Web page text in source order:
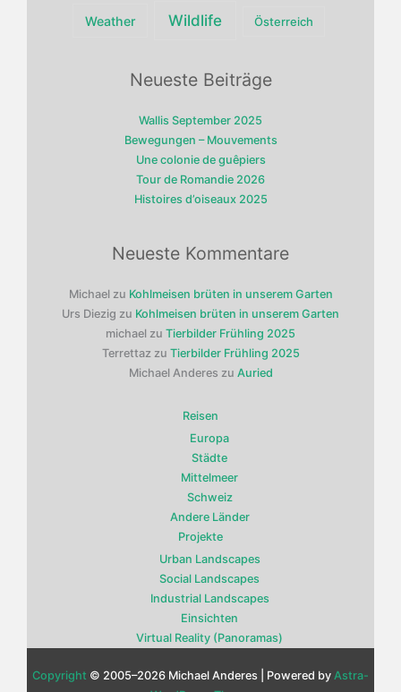
Weather Wildlife Österreich
Neueste Beiträge
Wallis September 2025
Bewegungen – Mouvements
Une colonie de guêpiers
Tour de Romandie 2026
Histoires d’oiseaux 2025
Neueste Kommentare
Michael zu Kohlmeisen brüten in unserem Garten
Urs Diezig zu Kohlmeisen brüten in unserem Garten
michael zu Tierbilder Frühling 2025
Terrettaz zu Tierbilder Frühling 2025
Michael Anderes zu Auried
Reisen
Europa
Städte
Mittelmeer
Schweiz
Andere Länder
Projekte
Urban Landscapes
Social Landscapes
Industrial Landscapes
Einsichten
Virtual Reality (Panoramas)
Copyright © 2005–2026 Michael Anderes | Powered by Astra-